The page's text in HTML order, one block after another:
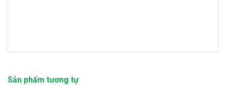
Sản phẩm tương tự